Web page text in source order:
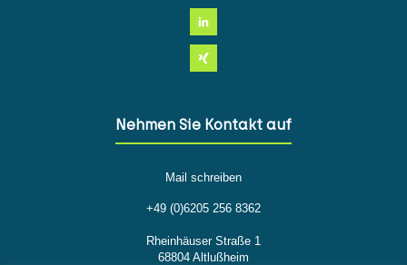
Nehmen Sie Kontakt auf
Mail schreiben
+49 (0)6205 256 8362
Rheinhäuser Straße 1
68804 Altlußheim